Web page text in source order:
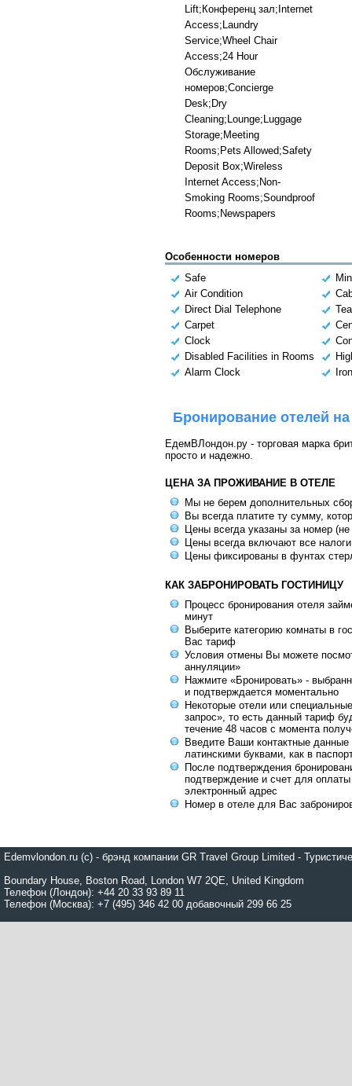
Lift;Конференц зал;Internet
Access;Laundry
Service;Wheel Chair
Access;24 Hour
Обслуживание
номеров;Concierge
Desk;Dry
Cleaning;Lounge;Luggage
Storage;Meeting
Rooms;Pets Allowed;Safety
Deposit Box;Wireless
Internet Access;Non-
Smoking Rooms;Soundproof
Rooms;Newspapers
Особенности номеров
Safe
Air Condition
Direct Dial Telephone
Carpet
Clock
Disabled Facilities in Rooms
Alarm Clock
Iron
Бронирование отелей
ЕдемВЛондон.ру - торговая марка
просто и надежно.
ЦЕНА ЗА ПРОЖИВАНИЕ В ОТЕЛЕ
Мы не берем дополнительных
Вы всегда платите ту сумму,
Цены всегда указаны за номер
Цены всегда включают все
Цены фиксированы в фунтах
КАК ЗАБРОНИРОВАТЬ ГОСТИНИЦУ
Процесс бронирования отеля
минут
Выберите категорию комнаты в
Вас тариф
Условия отмены Вы можете
аннуляции»
Нажмите «Бронировать» -
и подтверждается моментально
Некоторые отели или
запрос», то есть данный тариф
течение 48 часов с момента
Введите Ваши контактные данные
латинскими буквами, как в
После подтверждения
подтверждение и счет для
электронный адрес
Номер в отеле для Вас
Edemvlondon.ru (c) - брэнд компании GR Travel Group Limited -
Boundary House, Boston Road, London W7 2QE, United Kingdom
Телефон (Лондон): +44 20 33 93 89 11
Телефон (Москва): +7 (495) 346 42 00 добавочный 299 66 25